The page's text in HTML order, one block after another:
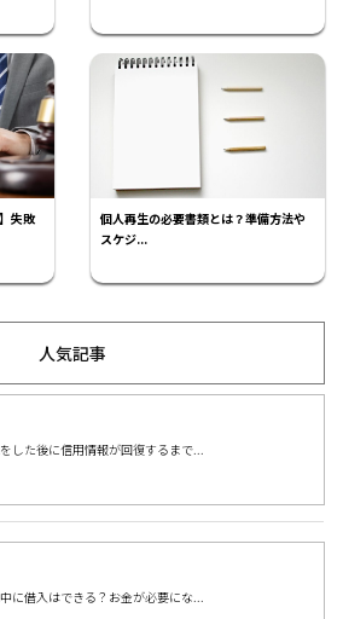
失敗
個人再生の必要書類とは？準備方法や
スケジ...
人気記事
した後に信用情報が回復するまで...
に借入はできる？お金が必要にな...